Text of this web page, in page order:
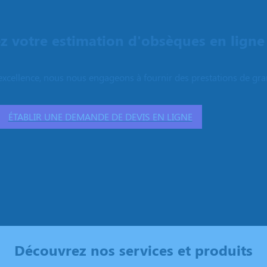
ÉTABLIR UNE DEMANDE DE DEVIS EN LIGNE
Découvrez nos services et produits